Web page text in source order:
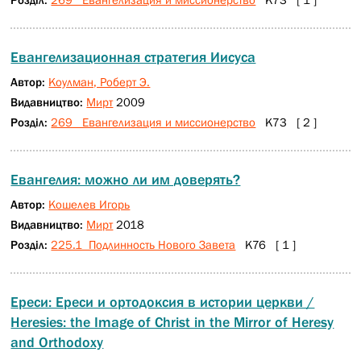
Евангелизационная стратегия Иисуса
Автор: Коулман, Роберт Э.
Видавництво: Мирт2009
Розділ: 269 Евангелизация и миссионерство К73 [ 2 ]
Евангелия: можно ли им доверять?
Автор: Кошелев Игорь
Видавництво: Мирт2018
Розділ: 225.1 Подлинность Нового Завета К76 [ 1 ]
Ереси: Ереси и ортодоксия в истории церкви /
Heresies: the Image of Christ in the Mirror of Heresy
and Orthodoxy